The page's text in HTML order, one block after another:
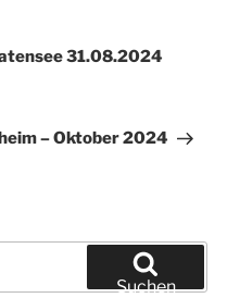
31.08.2024
– Oktober 2024
Suchen